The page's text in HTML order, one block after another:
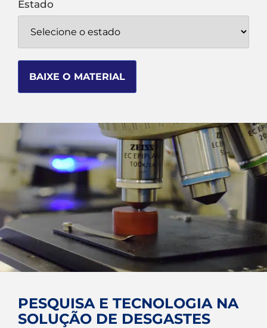
Estado
PESQUISA E TECNOLOGIA NA
SOLUÇÃO DE DESGASTES